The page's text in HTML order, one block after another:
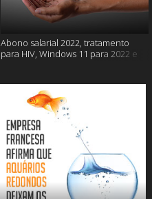
Abono salarial 2022, tratamento
para HIV, Windows 11 para 2022 e